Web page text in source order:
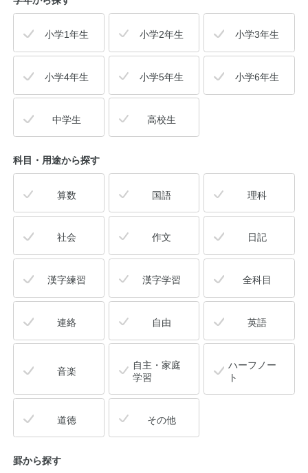
小学1年生 小学2年生 小学3年生
小学4年生 小学5年生 小学6年生
中学生 高校生
科目・用途から探す
算数 国語 理科
社会 作文 日記
漢字練習 漢字学習 全科目
連絡 自由 英語
音楽
自主・家庭
学習
ハーフノー
ト
道徳 その他
罫から探す